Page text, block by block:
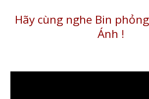
Hãy cùng nghe Bin
Ánh !